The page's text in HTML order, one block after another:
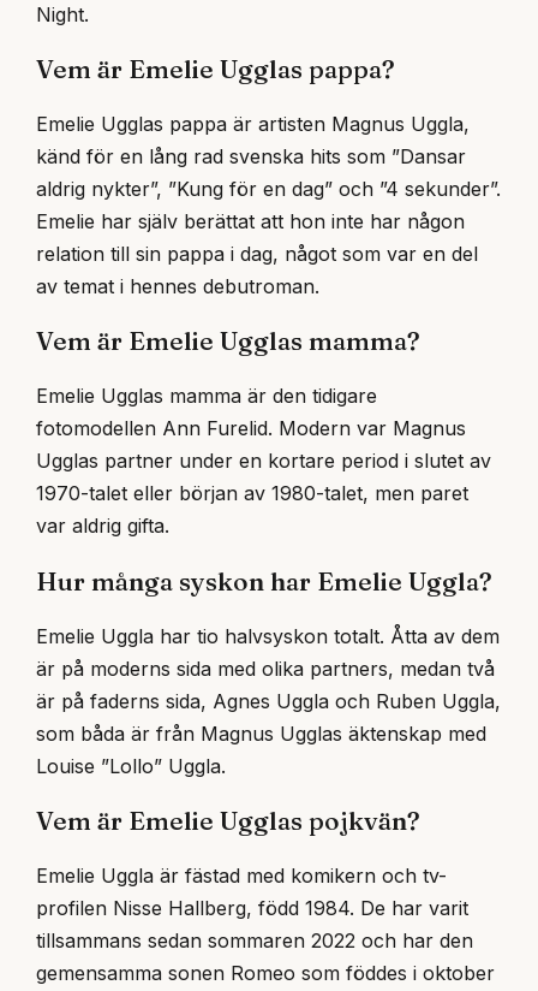
Night.
Vem är Emelie Ugglas pappa?
Emelie Ugglas pappa är artisten Magnus Uggla,
känd för en lång rad svenska hits som ”Dansar
aldrig nykter”, ”Kung för en dag” och ”4 sekunder”.
Emelie har själv berättat att hon inte har någon
relation till sin pappa i dag, något som var en del
av temat i hennes debutroman.
Vem är Emelie Ugglas mamma?
Emelie Ugglas mamma är den tidigare
fotomodellen Ann Furelid. Modern var Magnus
Ugglas partner under en kortare period i slutet av
1970-talet eller början av 1980-talet, men paret
var aldrig gifta.
Hur många syskon har Emelie Uggla?
Emelie Uggla har tio halvsyskon totalt. Åtta av dem
är på moderns sida med olika partners, medan två
är på faderns sida, Agnes Uggla och Ruben Uggla,
som båda är från Magnus Ugglas äktenskap med
Louise ”Lollo” Uggla.
Vem är Emelie Ugglas pojkvän?
Emelie Uggla är fästad med komikern och tv-
profilen Nisse Hallberg, född 1984. De har varit
tillsammans sedan sommaren 2022 och har den
gemensamma sonen Romeo som föddes i oktober